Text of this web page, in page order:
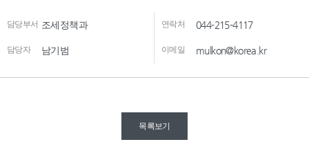
담당부서 조세정책과 연락처 044-215-4117
담당자 남기범 이메일 mulkon@korea.kr
목록보기